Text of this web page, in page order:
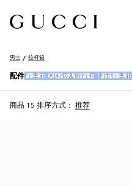
男士 拉杆箱
配件 行李箱 休闲包&旅行包 硬质行李箱
商品 15 排序方式： 推荐